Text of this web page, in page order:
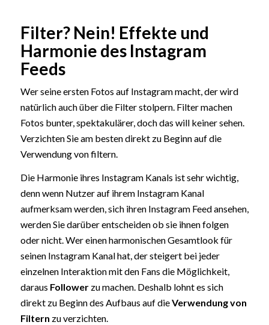
Filter? Nein! Effekte und
Harmonie des Instagram
Feeds
Wer seine ersten Fotos auf Instagram macht, der wird
natürlich auch über die Filter stolpern. Filter machen
Fotos bunter, spektakulärer, doch das will keiner sehen.
Verzichten Sie am besten direkt zu Beginn auf die
Verwendung von filtern.
Die Harmonie ihres Instagram Kanals ist sehr wichtig,
denn wenn Nutzer auf ihrem Instagram Kanal
aufmerksam werden, sich ihren Instagram Feed ansehen,
werden Sie darüber entscheiden ob sie ihnen folgen
oder nicht. Wer einen harmonischen Gesamtlook für
seinen Instagram Kanal hat, der steigert bei jeder
einzelnen Interaktion mit den Fans die Möglichkeit,
daraus Followerzu machen. Deshalb lohnt es sich
direkt zu Beginn des Aufbaus auf dieVerwendung von
Filtern zu verzichten.